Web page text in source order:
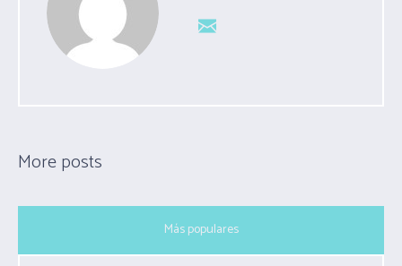
More posts
Más populares